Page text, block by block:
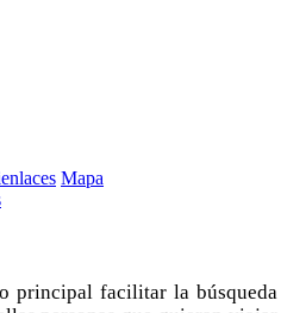
Mapa
principal facilitar la búsqueda